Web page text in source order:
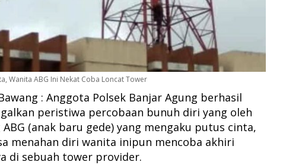
Wanita ABG Ini Nekat Coba Loncat Tower
: Anggota Polsek Banjar Agung berhasil
peristiwa percobaan bunuh diri yang oleh
ABG (anak baru gede) yang mengaku putus cinta,
menahan diri wanita inipun mencoba akhiri
di sebuah tower provider.